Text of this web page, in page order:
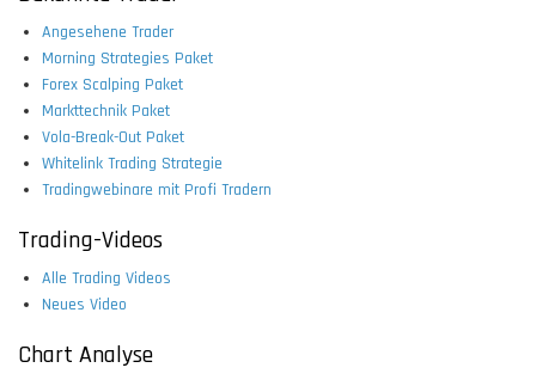
Angesehene Trader
Morning Strategies Paket
Forex Scalping Paket
Markttechnik Paket
Vola-Break-Out Paket
Whitelink Trading Strategie
Tradingwebinare mit Profi Tradern
Trading-Videos
Alle Trading Videos
Neues Video
Chart Analyse